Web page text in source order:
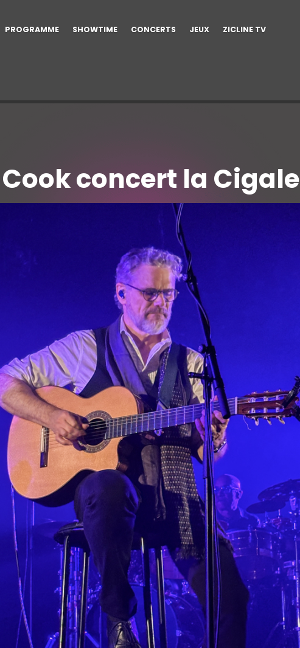
PROGRAMME SHOWTIME CONCERTS JEUX ZICLINE TV
concert la Cigale